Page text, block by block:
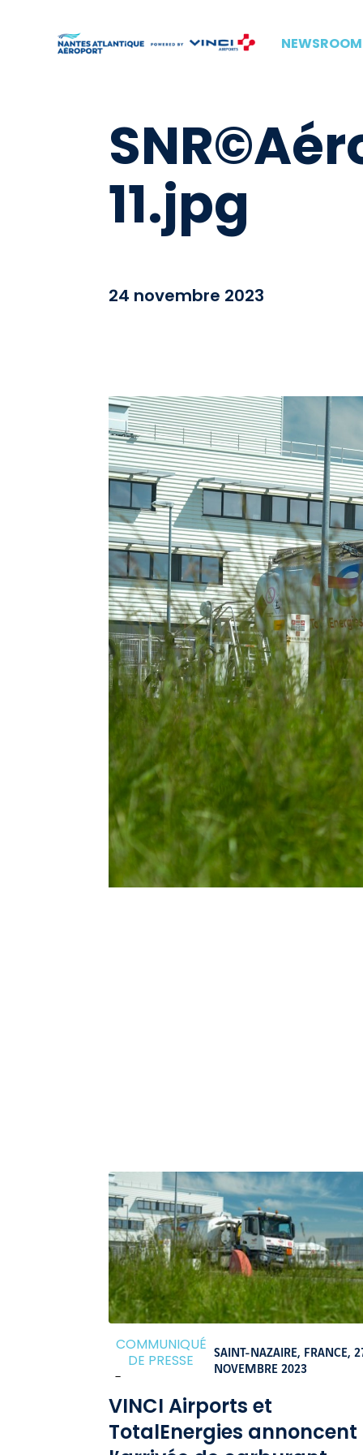
NEWSROOM
11.jpg
24 novembre 2023
COMMUNIQUÉ
DE PRESSE
-
SAINT-NAZAIRE, FRANCE,
NOVEMBRE 2023
VINCI Airports et
TotalEnergies annoncent